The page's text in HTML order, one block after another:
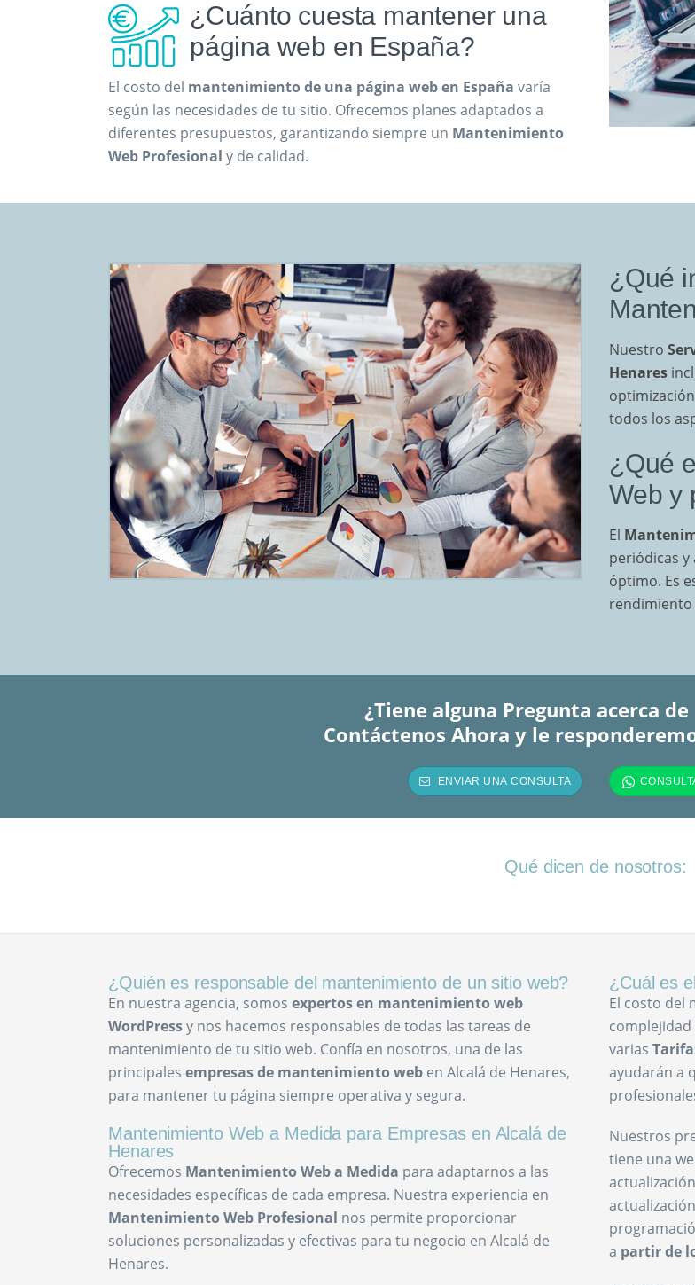
¿Cuánto cuesta mantener una
página web en España?
El costo del mantenimiento de una página web en España varía
según las necesidades de tu sitio. Ofrecemos planes adaptados a
diferentes presupuestos, garantizando siempre un Mantenimiento
Web Profesional y de calidad.
¿Qué
Nuestro
Henares
todos los
¿Qué
Web y
El
periódicas
óptimo. Es
rendimiento
¿Tiene alguna Pregunta acerca
Contáctenos Ahora y le
Qué dicen de nosotros:
¿Quién es responsable del mantenimiento de un sitio web?
En nuestra agencia, somos expertos en mantenimiento web
WordPressy nos hacemos responsables de todas las tareas de
mantenimiento de tu sitio web. Confía en nosotros, una de las
principales empresas de mantenimiento web en Alcalá de Henares,
para mantener tu página siempre operativa y segura.
Mantenimiento Web a Medida para Empresas en Alcalá de
Henares
Ofrecemos Mantenimiento Web a Medida para adaptarnos a las
necesidades específicas de cada empresa. Nuestra experiencia en
Mantenimiento Web Profesional nos permite proporcionar
soluciones personalizadas y efectivas para tu negocio en Alcalá de
Henares.
¿Cuál es
El costo del
varias
ayudarán a
Nuestros
tiene una
a partir de